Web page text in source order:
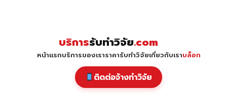
บริการรับทำวิจัย.com
หน้าแรกบริการของเราราคารับทำวิจัยเกี่ยวกับเราบล็อก
ติดต่อจ้างทำวิจัย